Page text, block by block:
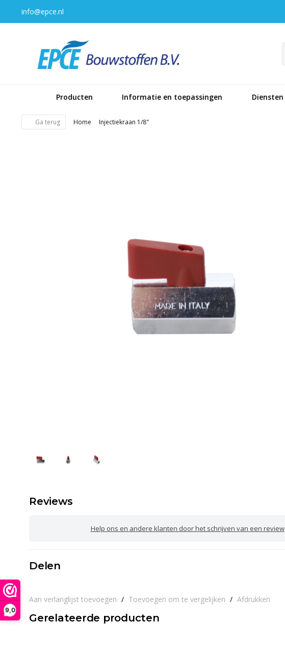
9,0
info@epce.nl
Producten Informatie en toepassingen Diensten
Ga terug Home Injectiekraan 1/8"
Reviews
Help ons en andere klanten door het schrijven van een review
Delen
Aan verlanglijst toevoegen / Toevoegen om te vergelijken / Afdrukken
Gerelateerde producten